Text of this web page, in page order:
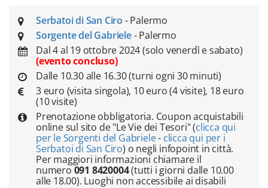
Serbatoi di San Ciro - Palermo
Sorgente del Gabriele- Palermo
Dal 4 al 19 ottobre 2024 (solo venerdì e sabato)
(evento concluso)
Dalle 10.30 alle 16.30 (turni ogni 30 minuti)
3 euro (visita singola), 10 euro (4 visite), 18 euro
(10 visite)
Prenotazione obbligatoria. Coupon acquistabili
online sul sito de "Le Vie dei Tesori" (clicca qui
per le Sorgenti del Gabriele- clicca qui per i
Serbatoi di San Ciro) o negli infopoint in città.
Per maggiori informazioni chiamare il
numero 091 8420004(tutti i giorni dalle 10.00
alle 18.00). Luoghi non accessibile ai disabili